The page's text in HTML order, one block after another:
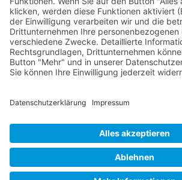
Datenschutzerklärung
Widerrufsbelehrung
Mediadaten 2026
Allgemeine Geschäftsbedingungen
Impressum
Kontakt
Datenschutzerklärung
Widerrufsbelehrung
Mediadaten 2026
Allgemeine Geschäftsbedingungen
Impressum